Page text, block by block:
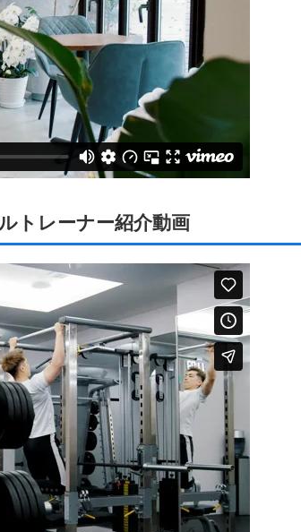
トレーナー紹介動画